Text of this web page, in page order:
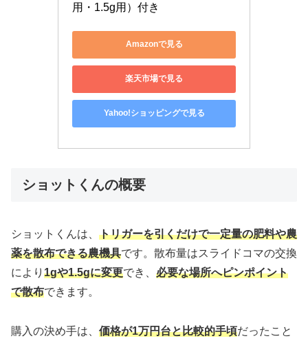
用・1.5g用）付き
Amazonで見る
楽天市場で見る
Yahoo!ショッピングで見る
ショットくんの概要
ショットくんは、 トリガーを引くだけで一定量の肥料や農
薬を散布できる農機具です。散布量はスライドコマの交換
により 1gや1.5gに変更でき、 必要な場所へピンポイント
で散布できます。
購入の決め手は、 価格が1万円台と比較的手頃だったこと